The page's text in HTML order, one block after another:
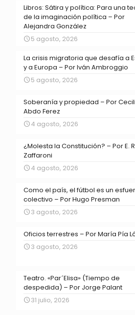
Libros: Sátira y política: Para una
de la imaginación política – Por
Alejandra González
5 agosto, 2026
La crisis migratoria que desafía a
y a Europa – Por Iván Ambroggio
5 agosto, 2026
Soberanía y propiedad – Por
Abdo Ferez
4 agosto, 2026
¿Molesta la Constitución? – Por E.
Zaffaroni
4 agosto, 2026
Como el país, el fútbol es un
colectivo – Por Hugo Presman
3 agosto, 2026
Oficios terrestres – Por María Pía
3 agosto, 2026
Teatro. «Par´Elisa» (Tiempo de
despedida) – Por Jorge Palant
31 julio, 2026